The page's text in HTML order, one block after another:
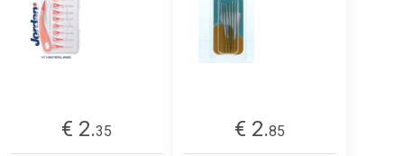
€ 2.35
€ 2.85